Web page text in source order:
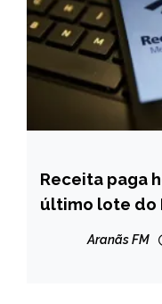
BRASIL
NOTÍCIAS
Receita paga
último lote do
Aranãs FM